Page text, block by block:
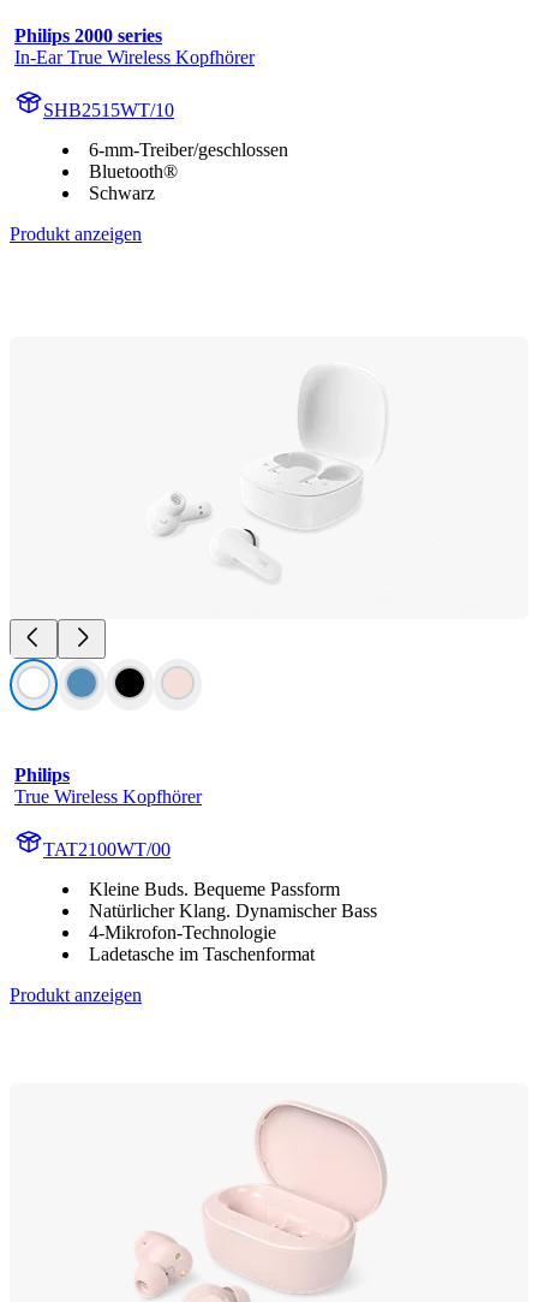
Philips 2000 series
In-Ear True Wireless Kopfhörer
SHB2515WT/10
6-mm-Treiber/geschlossen
Bluetooth®
Schwarz
Produkt anzeigen
Philips
True Wireless Kopfhörer
TAT2100WT/00
Kleine Buds. Bequeme Passform
Natürlicher Klang. Dynamischer Bass
4-Mikrofon-Technologie
Ladetasche im Taschenformat
Produkt anzeigen